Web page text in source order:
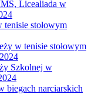
Licealiada w
stołowym
w tenisie stołowym
Szkolnej w
biegach narciarskich